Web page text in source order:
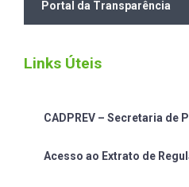
Portal da Transparência
Links Úteis
CADPREV – Secretaria de
Acesso ao Extrato de